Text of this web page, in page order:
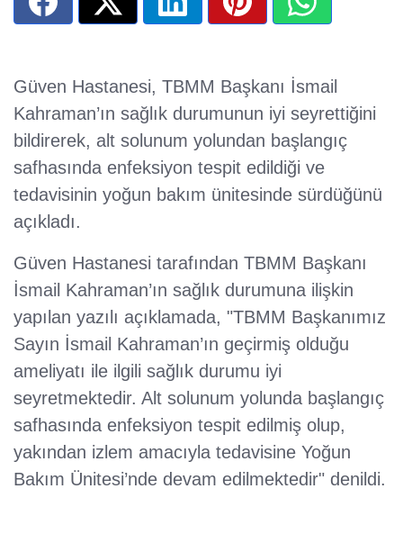
Güven Hastanesi, TBMM Başkanı İsmail
Kahraman’ın sağlık durumunun iyi seyrettiğini
bildirerek, alt solunum yolundan başlangıç
safhasında enfeksiyon tespit edildiği ve
tedavisinin yoğun bakım ünitesinde sürdüğünü
açıkladı.
Güven Hastanesi tarafından TBMM Başkanı
İsmail Kahraman’ın sağlık durumuna ilişkin
yapılan yazılı açıklamada, "TBMM Başkanımız
Sayın İsmail Kahraman’ın geçirmiş olduğu
ameliyatı ile ilgili sağlık durumu iyi
seyretmektedir. Alt solunum yolunda başlangıç
safhasında enfeksiyon tespit edilmiş olup,
yakından izlem amacıyla tedavisine Yoğun
Bakım Ünitesi’nde devam edilmektedir" denildi.